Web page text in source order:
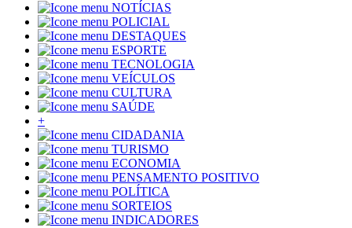
NOTÍCIAS
POLICIAL
DESTAQUES
ESPORTE
TECNOLOGIA
VEÍCULOS
CULTURA
SAÚDE
+
CIDADANIA
TURISMO
ECONOMIA
PENSAMENTO POSITIVO
POLÍTICA
SORTEIOS
INDICADORES